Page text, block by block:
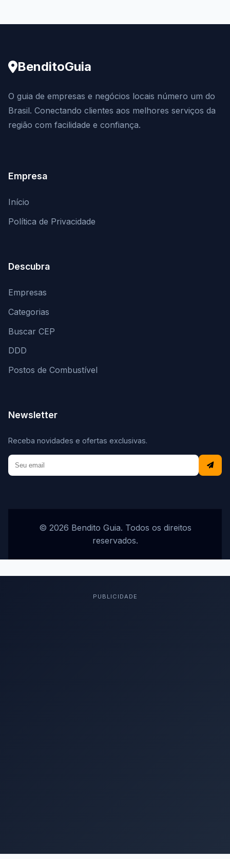
BenditoGuia
O guia de empresas e negócios locais número um do
Brasil. Conectando clientes aos melhores serviços da
região com facilidade e confiança.
Empresa
Início
Política de Privacidade
Descubra
Empresas
Categorias
Buscar CEP
DDD
Postos de Combustível
Newsletter
Receba novidades e ofertas exclusivas.
© 2026 Bendito Guia. Todos os direitos
reservados.